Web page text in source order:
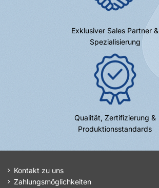
Exklusiver Sales Partner &
Spezialisierung
Qualität, Zertifizierung &
Produktionsstandards
Kontakt zu uns
Zahlungsmöglichkeiten